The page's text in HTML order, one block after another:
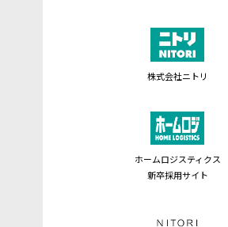
株式会社ニトリ
ホームロジスティクス
新卒採用サイト